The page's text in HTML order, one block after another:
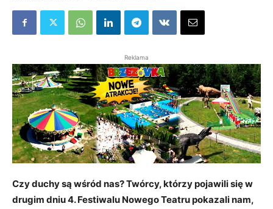
Reklama
Czy duchy są wśród nas? Twórcy, którzy pojawili się w
drugim dniu 4. Festiwalu Nowego Teatru pokazali nam,